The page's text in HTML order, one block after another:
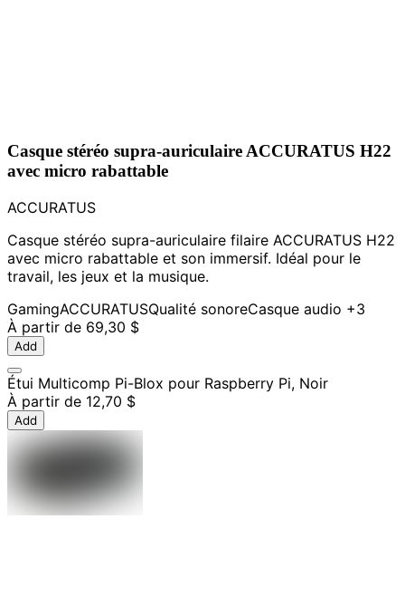
Casque stéréo supra-auriculaire ACCURATUS H22
avec micro rabattable
ACCURATUS
Casque stéréo supra-auriculaire filaire ACCURATUS H22
avec micro rabattable et son immersif. Idéal pour le
travail, les jeux et la musique.
GamingACCURATUSQualité sonoreCasque audio +3
À partir de 69,30 $
Add
Étui Multicomp Pi-Blox pour Raspberry Pi, Noir
À partir de 12,70 $
Add